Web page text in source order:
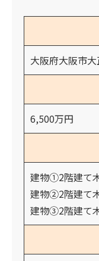
大阪府大阪市
6,500万円
建物①2階建て
建物②2階建て
建物③2階建て